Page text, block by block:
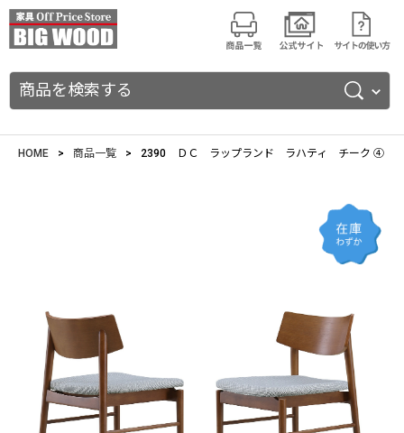
商品を検索する
HOME 商品一覧 2390 ＤＣ ラップランド ラハティ チーク ④